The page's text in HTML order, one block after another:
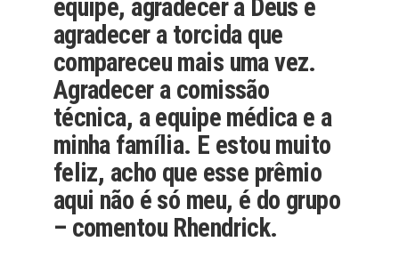
equipe, agradecer a Deus e
agradecer a torcida que
compareceu mais uma vez.
Agradecer a comissão
técnica, a equipe médica e a
minha família. E estou muito
feliz, acho que esse prêmio
aqui não é só meu, é do grupo
– comentou Rhendrick.